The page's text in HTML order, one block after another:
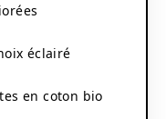
éclairé
en coton bio